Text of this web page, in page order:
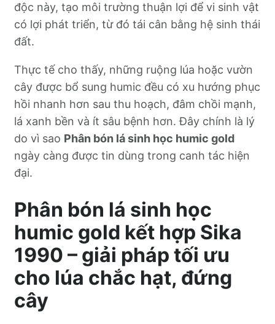
độc này, tạo môi trường thuận lợi để vi sinh vật
có lợi phát triển, từ đó tái cân bằng hệ sinh thái
đất.
Thực tế cho thấy, những ruộng lúa hoặc vườn
cây được bổ sung humic đều có xu hướng phục
hồi nhanh hơn sau thu hoạch, đâm chồi mạnh,
lá xanh bền và ít sâu bệnh hơn. Đây chính là lý
do vì sao Phân bón lá sinh học humic gold
ngày càng được tin dùng trong canh tác hiện
đại.
Phân bón lá sinh học
humic gold kết hợp Sika
1990 – giải pháp tối ưu
cho lúa chắc hạt, đứng
cây